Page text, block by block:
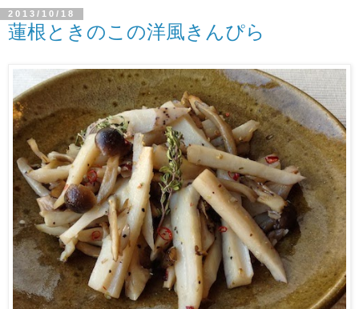
2013/10/18
蓮根ときのこの洋風きんぴら